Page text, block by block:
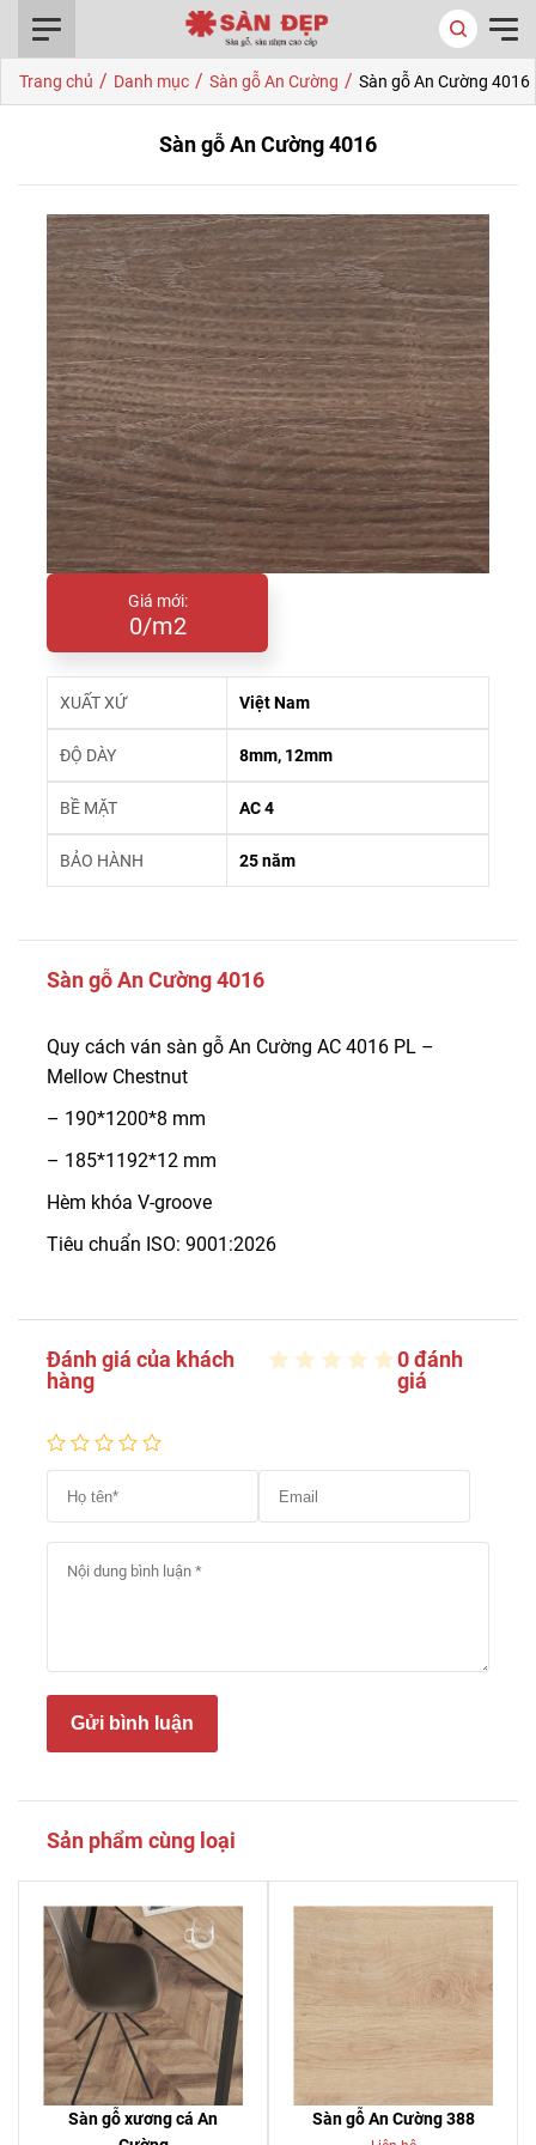
Trang chủ / Danh mục / Sàn gỗ An Cường / Sàn gỗ An Cường 4016
Sàn gỗ An Cường 4016
Giá mới:
0/m2
XUẤT XỨ Việt Nam
ĐỘ DÀY 8mm, 12mm
BỀ MẶT AC 4
BẢO HÀNH 25 năm
Sàn gỗ An Cường 4016
Quy cách ván sàn gỗ An Cường AC 4016 PL –
Mellow Chestnut
– 190*1200*8 mm
– 185*1192*12 mm
Hèm khóa V-groove
Tiêu chuẩn ISO: 9001:2026
Đánh giá của khách
hàng
0 đánh
giá
Gửi bình luận
Sản phẩm cùng loại
Sàn gỗ xương cá An
Sàn gỗ An Cường 388